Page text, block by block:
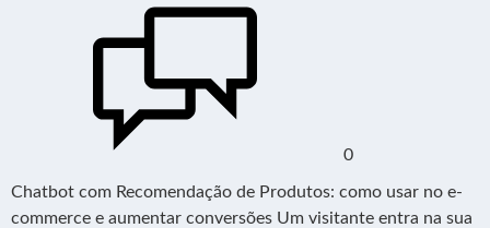
0
Chatbot com Recomendação de Produtos: como usar no e-
commerce e aumentar conversões Um visitante entra na sua